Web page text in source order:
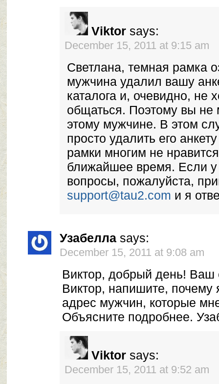
Viktor says:
December 15, 2011 at 9:15 am
Светлана, темная рамка
мужчина удалил вашу
каталога и, очевидно, не
общаться. Поэтому вы не
этому мужчине. В этом
просто удалить его
рамки многим не
ближайшее время. Если у
вопросы, пожалуйста,
support@tau2.com и я
Узабелла says:
December 15, 2011 at 9:08 am
Виктор, добрый день! Ваш
Виктор, напишите, почему
адрес мужчин, которые
Объясните подробнее.
Viktor says:
December 15, 2011 at 9:52 am